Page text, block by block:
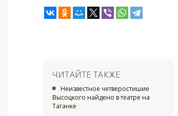
ЧИТАЙТЕ ТАКЖЕ
Неизвестное четверостишие
Высоцкого найдено в театре на
Таганке